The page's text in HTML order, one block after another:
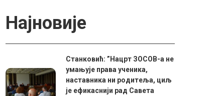
Најновије
Станковић: ”Нацрт ЗОСОВ-а не
умањује права ученика,
наставника ни родитеља, циљ
је ефикаснији рад Савета